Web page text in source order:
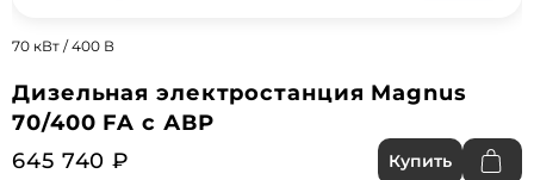
70 кВт / 400 В
Дизельная электростанция Magnus
70/400 FA с АВР
645 740 ₽
Купить